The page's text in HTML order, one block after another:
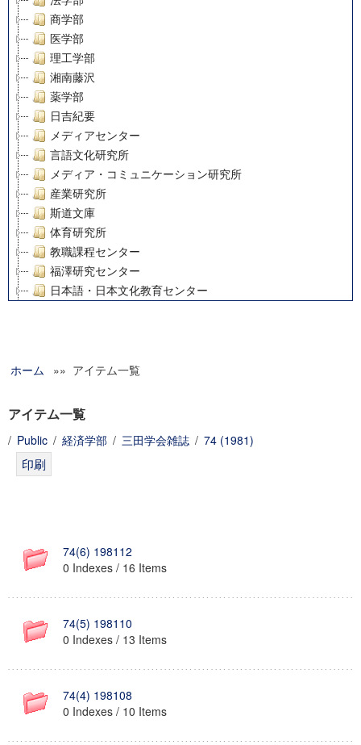
商学部
医学部
理工学部
湘南藤沢
薬学部
日吉紀要
メディアセンター
言語文化研究所
メディア・コミュニケーション研究所
産業研究所
斯道文庫
体育研究所
教職課程センター
福澤研究センター
日本語・日本文化教育センター
グローバルリサーチインスティテュート
科学研究費補助金研究成果報告書
慶應義塾大学グローバルCOEプログラム市民社会ガバナンス
ホーム »» アイテム一覧
アイテム一覧
/ Public / 経済学部 / 三田学会雑誌 / 74 (1981)
74(6) 198112
0 Indexes / 16 Items
74(5) 198110
0 Indexes / 13 Items
74(4) 198108
0 Indexes / 10 Items